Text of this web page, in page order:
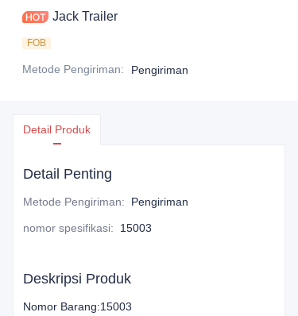
Jack Trailer
FOB
Metode Pengiriman: Pengiriman
Detail Produk
Detail Penting
Metode Pengiriman: Pengiriman
nomor spesifikasi: 15003
Deskripsi Produk
Nomor Barang:15003